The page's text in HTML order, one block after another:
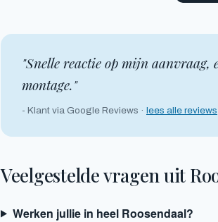
"Snelle reactie op mijn aanvraag,
montage."
- Klant via Google Reviews · lees alle reviews
Veelgestelde vragen uit
Werken jullie in heel Roosendaal?